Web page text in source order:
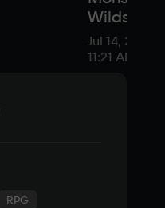
Wilds
Jul 14, 2026,
11:21 AM
RPG